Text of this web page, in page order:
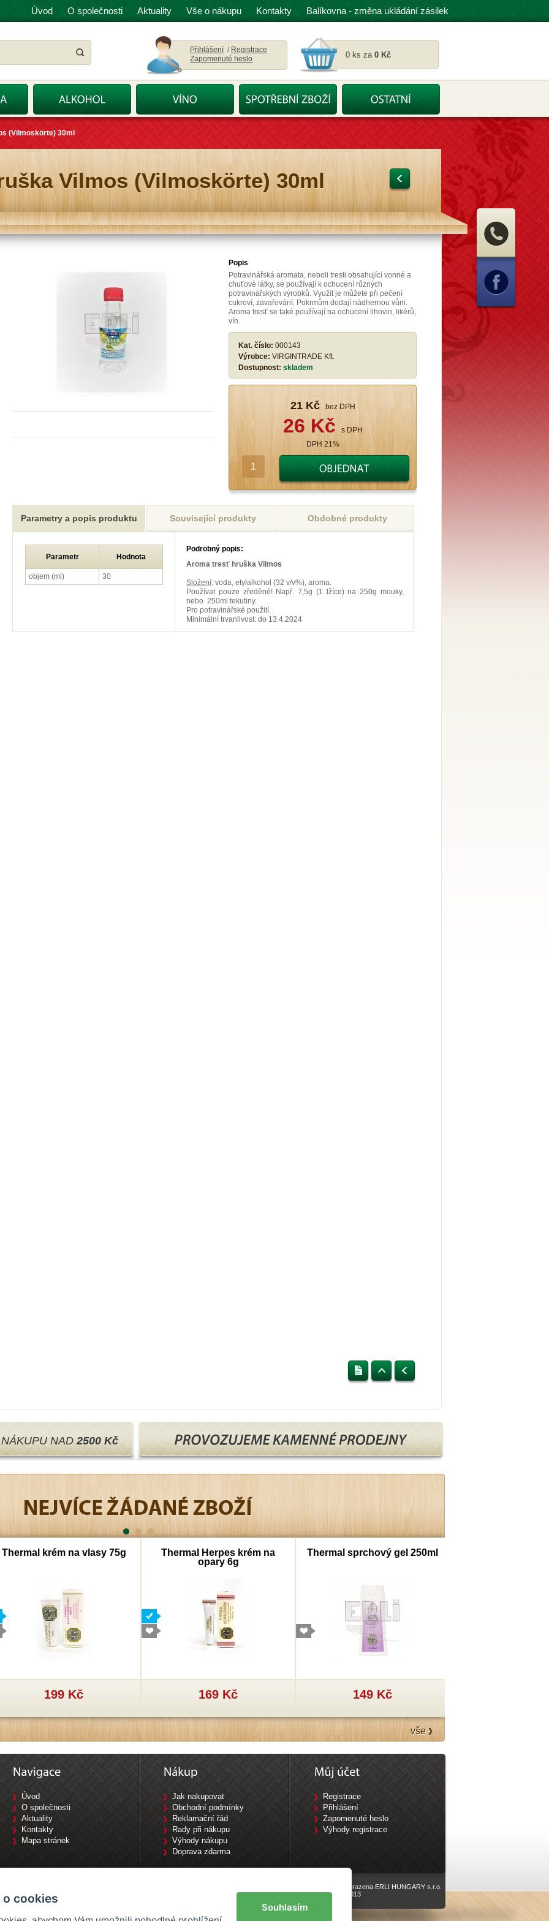
Úvod O společnosti Aktuality Vše o nákupu Kontakty Balíkovna - změna ukládání zásilek
Přihlášení / Registrace
Zapomenuté heslo
0 ks za 0 Kč
(Vilmoskörte) 30ml
Vilmos (Vilmoskörte) 30ml
Popis
Potravinářská aromata, neboli tresti obsahující vonné a
chuťové látky, se používají k ochucení různých
potravinářských výrobků. Využít je můžete při pečení
cukroví, zavařování. Pokrmům dodají nádhernou vůni.
Aroma tresť se také používají na ochucení lihovin, likérů,
vín.
Kat. číslo: 000143
Výrobce: VIRGINTRADE Kft.
Dostupnost: skladem
21 Kč bez DPH
26 Kč s DPH
DPH 21%
Parametry a popis produktu Související produkty Obdobné produkty
Parametr Hodnota
objem (ml) 30
Podrobný popis:
Aroma tresť hruška Vilmos
Složení: voda, etylalkohol (32 v/v%), aroma.
Používat pouze zředěné! Např. 7,5g (1 lžíce) na 250g mouky,
nebo 250ml tekutiny.
Pro potravinářské použití.
Minimální trvanlivost: do 13.4.2024
NAD2500 Kč
Thermal krém na vlasy 75g
199 Kč
Thermal Herpes krém na
opary 6g
169 Kč
Thermal sprchový gel 250ml
149 Kč
vše
Úvod
O společnosti
Aktuality
Kontakty
Mapa stránek
Jak nakupovat
Obchodní podmínky
Reklamační řád
Rady při nákupu
Výhody nákupu
Doprava zdarma
Registrace
Přihlášení
Zapomenuté heslo
Výhody registrace
Tyršova 1840/10, 702 00 Ostrava / Tel: 733 644 777
Všechna práva vyhrazena ERLI HUNGARY s.r.o.
vyrobiloEline.cz , 2013
cookies
Souhlasím